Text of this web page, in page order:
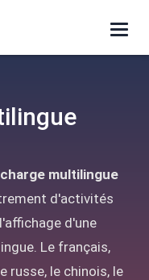
multilingue
d'activités
d'une
Le français,
russe, le chinois, le